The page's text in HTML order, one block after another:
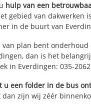
hulp van een
gebied van dakwerken
in de buurt van
van plan bent
dan is het
in Everdingen: 035-
u een folder in de bus
dan zijn wij zéér